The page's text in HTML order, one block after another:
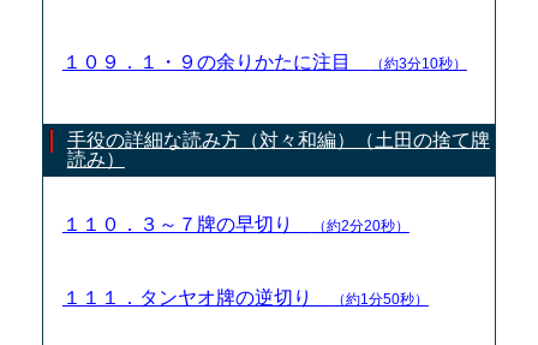
１０９．１・９の余りかたに注目 （約3分10秒）
手役の詳細な読み方（対々和編）（土田の捨て牌
読み）
１１０．３～７牌の早切り （約2分20秒）
１１１．タンヤオ牌の逆切り （約1分50秒）